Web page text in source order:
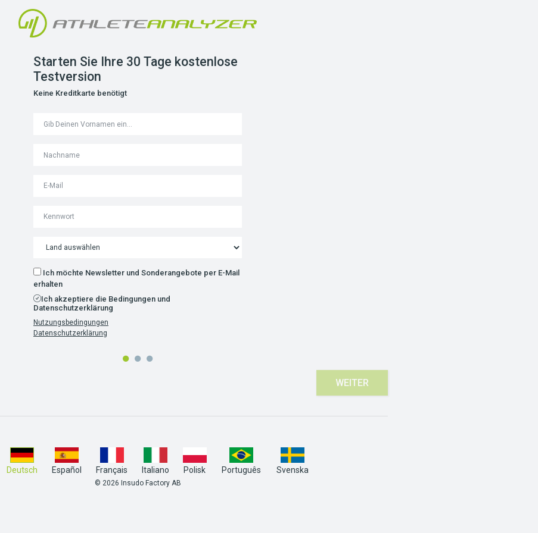
Starten Sie Ihre 30 Tage kostenlose
Testversion
Keine Kreditkarte benötigt
Ich möchte Newsletter und Sonderangebote per E-Mail
erhalten
Ich akzeptiere die Bedingungen und
Datenschutzerklärung
Nutzungsbedingungen
Datenschutzerklärung
WEITER
Deutsch Español Français Italiano Polisk Português Svenska
© 2026 Insudo Factory AB